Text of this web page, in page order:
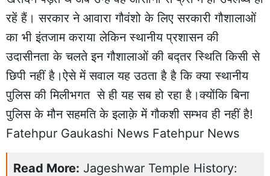
रहें हैं। सरकार ने आवारा गौवंशो के लिए सरकारी गौशालाओं
का भी इंतजाम कराया लेकिन स्थानीय प्रशासन की
उदासीनता के चलते इन गौशालाओं की बद्तर स्थिति किसी से
छिपी नहीं है।ऐसे में सवाल यह उठता है है कि क्या स्थानीय
पुलिस की मिलीभगत से ही यह सब हो रहा है।क्योंकि बिना
पुलिस के मौन सहमति के इलाक़े में गौकशी सम्भव ही नहीं है!
Fatehpur Gaukashi News Fatehpur News
Read More: Jageshwar Temple History: